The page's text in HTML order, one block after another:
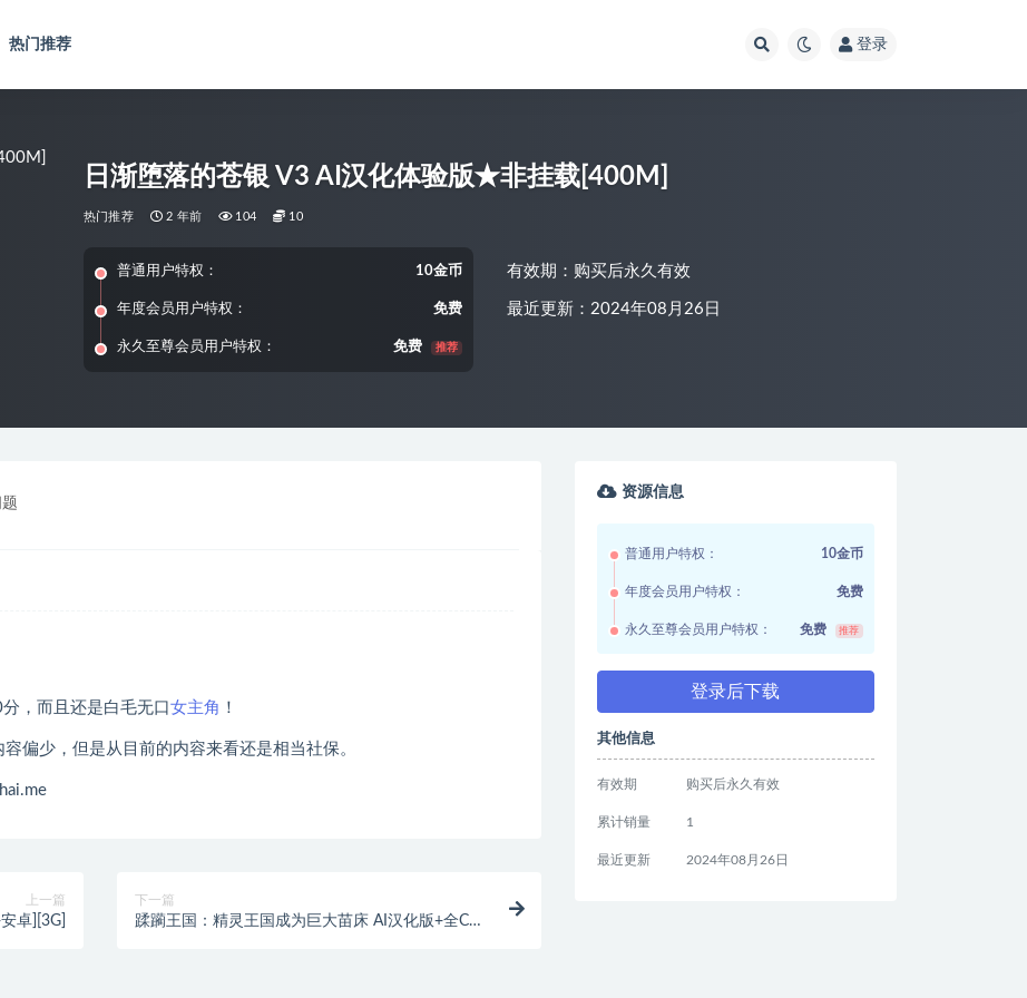
热门推荐 登录
日渐堕落的苍银 V3 AI汉化体验版★非挂载[400M]
热门推荐 2 年前 104 10
普通用户特权： 10金币
年度会员用户特权： 免费
永久至尊会员用户特权： 免费 推荐
有效期：购买后永久有效
最近更新：2024年08月26日
，而且还是白毛无口 女主角 ！
偏少，但是从目前的内容来看还是相当社保。
上一篇
卓][3G]
下一篇
蹂躏王国：精灵王国成为巨大苗床 AI汉化版+全CG
资源信息
普通用户特权： 10金币
年度会员用户特权： 免费
永久至尊会员用户特权： 免费 推荐
登录后下载
其他信息
有效期 购买后永久有效
累计销量 1
最近更新 2024年08月26日